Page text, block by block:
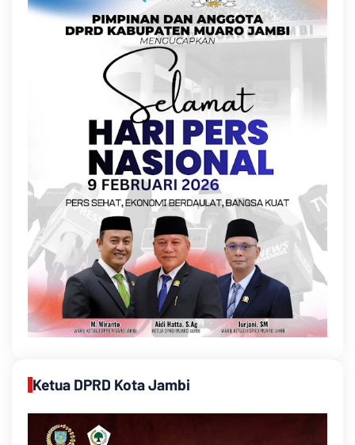
Ketua DPRD Kota Jambi